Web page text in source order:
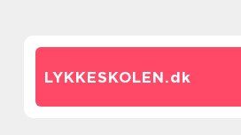
LYKKESKOLEN.dk